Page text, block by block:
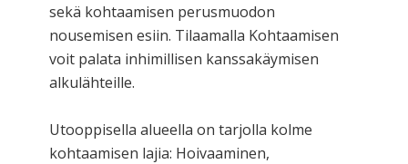
sekä kohtaamisen perusmuodon
nousemisen esiin. Tilaamalla Kohtaamisen
voit palata inhimillisen kanssakäymisen
alkulähteille.
Utooppisella alueella on tarjolla kolme
kohtaamisen lajia: Hoivaaminen,